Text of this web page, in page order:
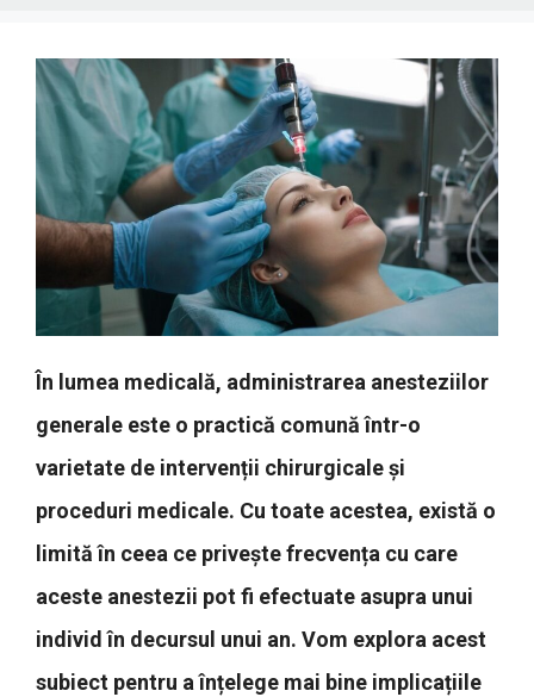
În lumea medicală, administrarea anesteziilor
generale este o practică comună într-o
varietate de intervenții chirurgicale și
proceduri medicale. Cu toate acestea, există o
limită în ceea ce privește frecvența cu care
aceste anestezii pot fi efectuate asupra unui
individ în decursul unui an. Vom explora acest
subiect pentru a înțelege mai bine implicațiile